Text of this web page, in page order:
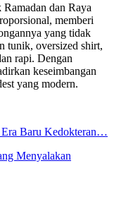
dan Raya
memberi
yang tidak
tunik, oversized shirt,
rapi. Dengan
keseimbangan
yang modern.
Era Baru Kedokteran…
Menyalakan